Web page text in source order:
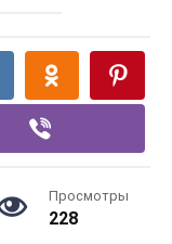
Просмотры
228